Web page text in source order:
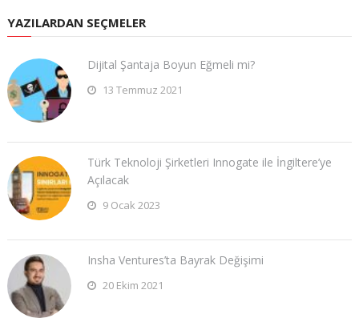
YAZILARDAN SEÇMELER
Dijital Şantaja Boyun Eğmeli mi?
13 Temmuz 2021
Türk Teknoloji Şirketleri Innogate ile İngiltere’ye
Açılacak
9 Ocak 2023
Insha Ventures’ta Bayrak Değişimi
20 Ekim 2021